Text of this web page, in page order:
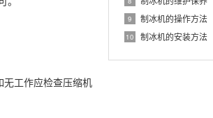
9 制冰机的操作方法
10 制冰机的安装方法
工作应检查压缩机